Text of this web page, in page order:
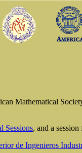
Mathematical
Sessions, and a
de Ingenieros